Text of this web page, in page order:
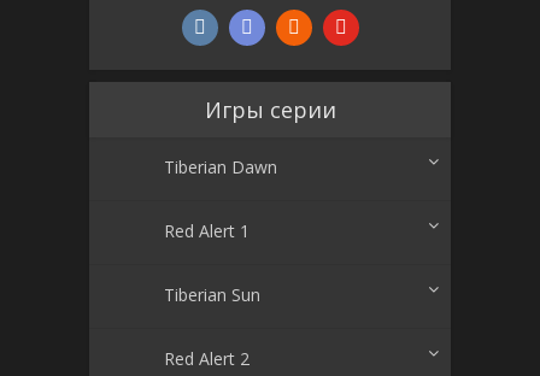
Игры серии
Tiberian Dawn
Red Alert 1
Tiberian Sun
Red Alert 2